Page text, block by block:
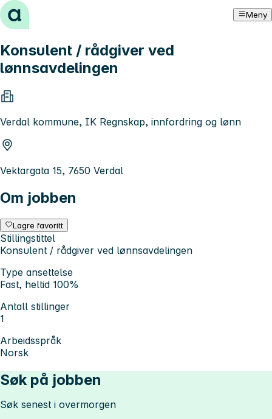
Hopp til innhold Meny
Konsulent / rådgiver ved
lønnsavdelingen
Verdal kommune, IK Regnskap, innfordring og lønn
Vektargata 15, 7650 Verdal
Om jobben
Lagre favoritt
Stillingstittel
Konsulent / rådgiver ved lønnsavdelingen
Type ansettelse
Fast, heltid 100%
Antall stillinger
1
Arbeidsspråk
Norsk
Søk på jobben
Søk senest i overmorgen